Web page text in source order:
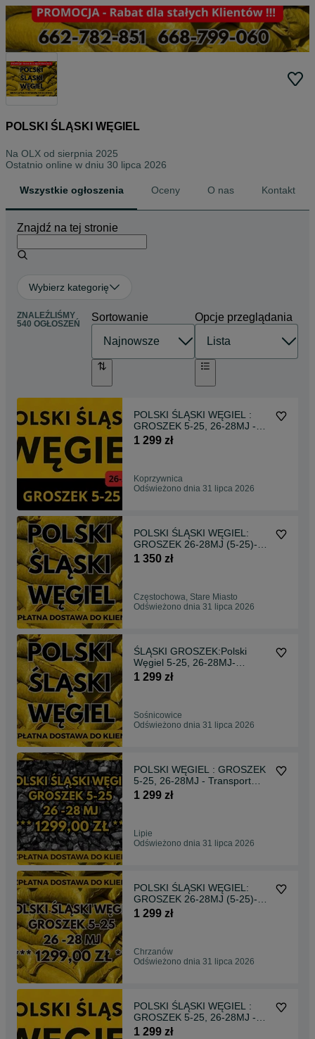
POLSKI ŚLĄSKI WĘGIEL
Na OLX od sierpnia 2025
Ostatnio online w dniu 30 lipca 2026
Wszystkie ogłoszenia Oceny O nas Kontakt
Znajdź na tej stronie
Wybierz kategorię
ZNALEŹLIŚMY
540 OGŁOSZEŃ
Sortowanie Opcje przeglądania
POLSKI ŚLĄSKI WĘGIEL :
GROSZEK 5-25, 26-28MJ -
Transport Gratis !
1 299 zł
Koprzywnica
Odświeżono dnia 31 lipca 2026
POLSKI ŚLĄSKI WĘGIEL:
GROSZEK 26-28MJ (5-25)-
Bezpłatny Transport !
1 350 zł
Częstochowa, Stare Miasto
Odświeżono dnia 31 lipca 2026
ŚLĄSKI GROSZEK:Polski
Węgiel 5-25, 26-28MJ-
Bezpłatna Dostawa!
1 299 zł
Sośnicowice
Odświeżono dnia 31 lipca 2026
POLSKI WĘGIEL : GROSZEK
5-25, 26-28MJ - Transport
Gratis !!!
1 299 zł
Lipie
Odświeżono dnia 31 lipca 2026
POLSKI ŚLĄSKI WĘGIEL:
GROSZEK 26-28MJ (5-25)-
Bezpłatny Transport !
1 299 zł
Chrzanów
Odświeżono dnia 31 lipca 2026
POLSKI ŚLĄSKI WĘGIEL :
GROSZEK 5-25, 26-28MJ -
Transport Gratis !
1 299 zł